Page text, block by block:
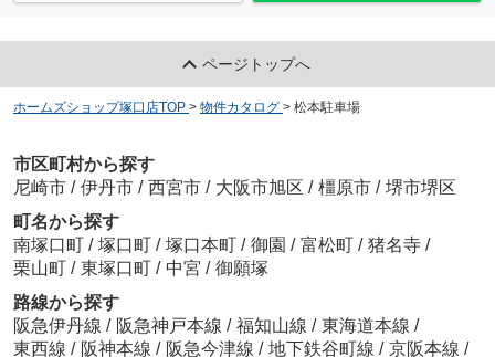
ページトップへ
ホームズショップ塚口店TOP > 物件カタログ > 松本駐車場
市区町村から探す
尼崎市 / 伊丹市 / 西宮市 / 大阪市旭区 / 橿原市 / 堺市堺区
町名から探す
南塚口町 / 塚口町 / 塚口本町 / 御園 / 富松町 / 猪名寺 /
栗山町 / 東塚口町 / 中宮 / 御願塚
路線から探す
阪急伊丹線 / 阪急神戸本線 / 福知山線 / 東海道本線 /
東西線 / 阪神本線 / 阪急今津線 / 地下鉄谷町線 / 京阪本線 /